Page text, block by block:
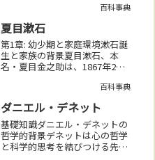
が植民地化した。プランテーシ
ョン経済と奴隷制度スリナムは
18世紀にサトウキビやコーヒー
のプランテーション経済が発展
し、アフリカ...
百科事典
夏目漱石
第1章: 幼少期と家庭環境漱石誕
生と家族の背景夏目漱石、本
名・夏目金之助は、1867年2月9
れた。父・直克は名主として地
域社会に貢献し、母・英も厳格
ながら愛情深い母親であった。
漱石は末っ子であり、兄姉たち
に囲まれ...
百科事典
ダニエル・デネット
基礎知識ダニエル・デネットの
哲学的背景デネットは心の哲学
と科学的思考を結びつける先駆